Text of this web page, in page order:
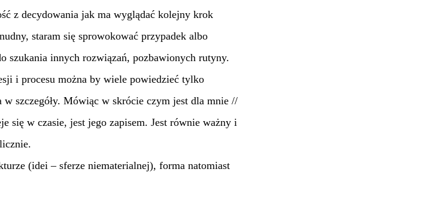
z decydowania jak ma wyglądać kolejny krok
staram się sprowokować przypadek albo
szukania innych rozwiązań, pozbawionych rutyny.
i procesu można by wiele powiedzieć tylko
w szczegóły. Mówiąc w skrócie czym jest dla mnie //
się w czasie, jest jego zapisem. Jest równie ważny i
(idei – sferze niematerialnej), forma natomiast